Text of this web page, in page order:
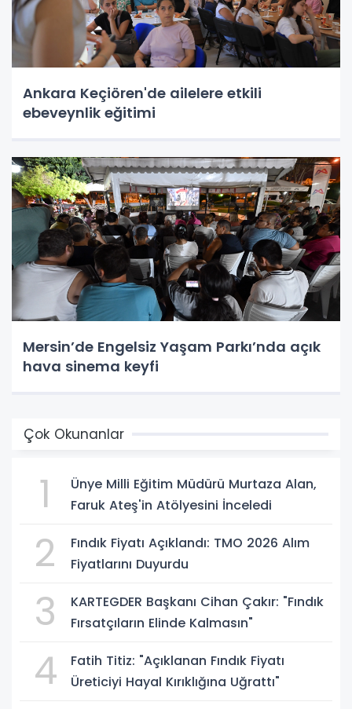
Ankara Keçiören'de ailelere etkili
ebeveynlik eğitimi
Mersin’de Engelsiz Yaşam Parkı’nda açık
hava sinema keyfi
Çok Okunanlar
1
Ünye Milli Eğitim Müdürü Murtaza Alan,
Faruk Ateş'in Atölyesini İnceledi
2
Fındık Fiyatı Açıklandı: TMO 2026 Alım
Fiyatlarını Duyurdu
3
KARTEGDER Başkanı Cihan Çakır: "Fındık
Fırsatçıların Elinde Kalmasın"
4
Fatih Titiz: "Açıklanan Fındık Fiyatı
Üreticiyi Hayal Kırıklığına Uğrattı"